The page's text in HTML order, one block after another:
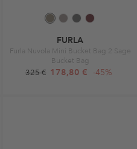
FURLA
Furla Nuvola Mini Bucket Bag 2 Sage
Bucket Bag
325 € 178,80 € -45%